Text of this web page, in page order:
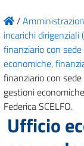
/
incarichi
finanziario con
economiche,
finanziario con
gestioni
Federica SCELFO.
Ufficio